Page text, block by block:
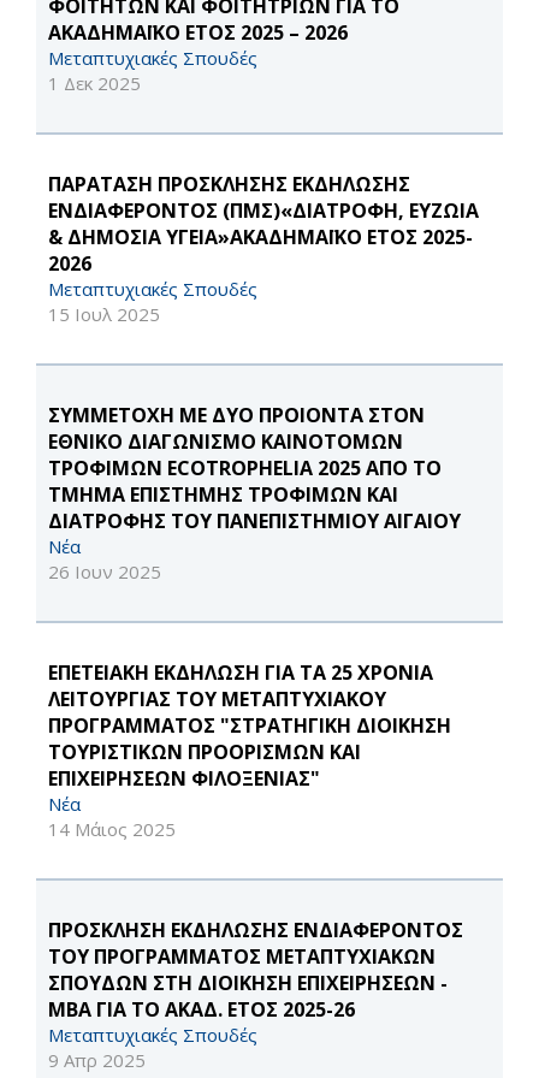
ΦΟΙΤΗΤΩΝ ΚΑΙ ΦΟΙΤΗΤΡΙΩΝ ΓΙΑ ΤΟ
ΑΚΑΔΗΜΑΪΚΟ ΕΤΟΣ 2025 – 2026
Μεταπτυχιακές Σπουδές
1 Δεκ 2025
ΠΑΡΑΤΑΣΗ ΠΡΟΣΚΛΗΣΗΣ ΕΚΔΗΛΩΣΗΣ
ΕΝΔΙΑΦΕΡΟΝΤΟΣ (ΠΜΣ)«ΔΙΑΤΡΟΦΗ, ΕΥΖΩΙΑ
& ΔΗΜΟΣΙΑ ΥΓΕΙΑ»ΑΚΑΔΗΜΑΪΚΟ ΕΤΟΣ 2025-
2026
Μεταπτυχιακές Σπουδές
15 Ιουλ 2025
ΣΥΜΜΕΤΟΧΗ ΜΕ ΔΥΟ ΠΡΟΙΟΝΤΑ ΣΤΟΝ
ΕΘΝΙΚΟ ΔΙΑΓΩΝΙΣΜΟ ΚΑΙΝΟΤΟΜΩΝ
ΤΡΟΦΙΜΩΝ ECOTROPHELIA 2025 ΑΠΟ ΤΟ
ΤΜΗΜΑ ΕΠΙΣΤΗΜΗΣ ΤΡΟΦΙΜΩΝ ΚΑΙ
ΔΙΑΤΡΟΦΗΣ ΤΟΥ ΠΑΝΕΠΙΣΤΗΜΙΟΥ ΑΙΓΑΙΟΥ
Νέα
26 Ιουν 2025
ΕΠΕΤΕΙΑΚΗ ΕΚΔΗΛΩΣΗ ΓΙΑ ΤΑ 25 ΧΡΟΝΙΑ
ΛΕΙΤΟΥΡΓΙΑΣ ΤΟΥ ΜΕΤΑΠΤΥΧΙΑΚΟΥ
ΠΡΟΓΡΑΜΜΑΤΟΣ "ΣΤΡΑΤΗΓΙΚΗ ΔΙΟΙΚΗΣΗ
ΤΟΥΡΙΣΤΙΚΩΝ ΠΡΟΟΡΙΣΜΩΝ ΚΑΙ
ΕΠΙΧΕΙΡΗΣΕΩΝ ΦΙΛΟΞΕΝΙΑΣ"
Νέα
14 Μάιος 2025
ΠΡΟΣΚΛΗΣΗ ΕΚΔΗΛΩΣΗΣ ΕΝΔΙΑΦΕΡΟΝΤΟΣ
ΤΟΥ ΠΡΟΓΡΑΜΜΑΤΟΣ ΜΕΤΑΠΤΥΧΙΑΚΩΝ
ΣΠΟΥΔΩΝ ΣΤΗ ΔΙΟΙΚΗΣΗ ΕΠΙΧΕΙΡΗΣΕΩΝ -
ΜΒΑ ΓΙΑ ΤΟ ΑΚΑΔ. ΕΤΟΣ 2025-26
Μεταπτυχιακές Σπουδές
9 Απρ 2025